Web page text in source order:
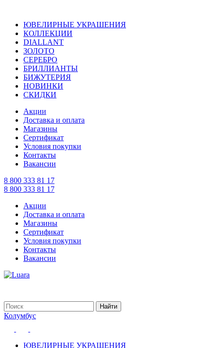
ЮВЕЛИРНЫЕ УКРАШЕНИЯ
КОЛЛЕКЦИИ
DIALLANT
ЗОЛОТО
СЕРЕБРО
БРИЛЛИАНТЫ
БИЖУТЕРИЯ
НОВИНКИ
СКИДКИ
Акции
Доставка и оплата
Магазины
Сертификат
Условия покупки
Контакты
Вакансии
8 800 333 81 17
8 800 333 81 17
Акции
Доставка и оплата
Магазины
Сертификат
Условия покупки
Контакты
Вакансии
Колумбус
ЮВЕЛИРНЫЕ УКРАШЕНИЯ